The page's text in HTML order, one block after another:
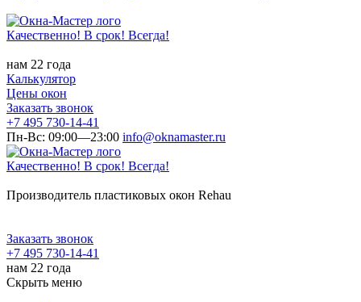
Качественно! В срок! Всегда!
нам 22 года
Калькулятор
Цены окон
Заказать звонок
+7 495 730-14-41
Пн-Вс: 09:00—23:00 info@oknamaster.ru
Качественно! В срок! Всегда!
Производитель пластиковых окон Rehau
Заказать звонок
+7 495 730-14-41
нам 22 года
Скрыть меню